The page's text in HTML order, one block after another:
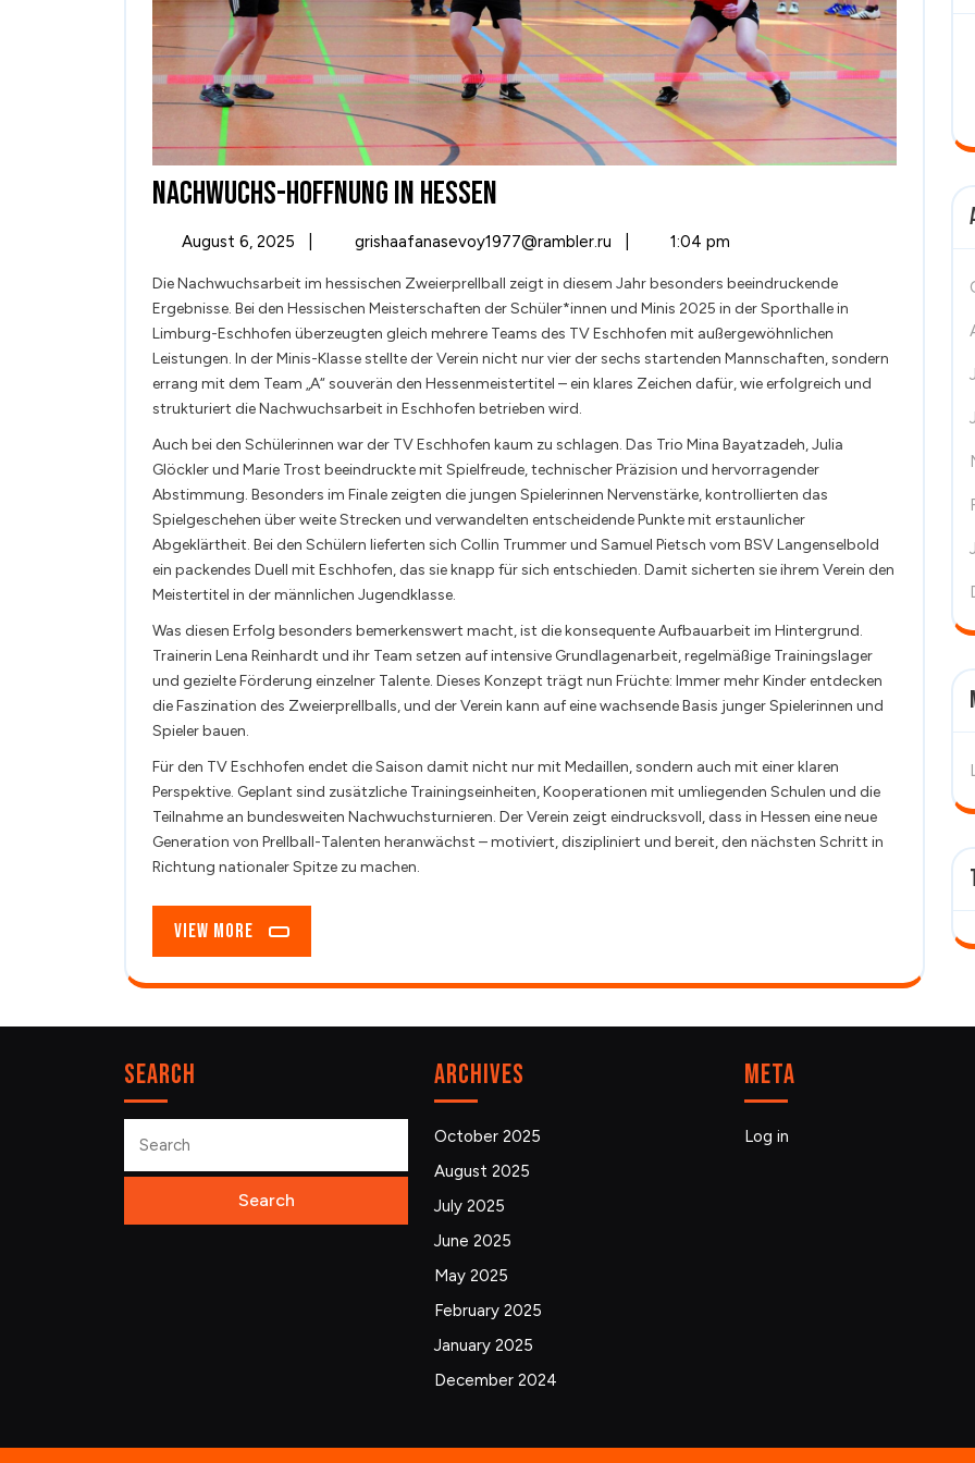
NACHWUCHS-HOFFNUNG IN HESSEN
HOFFNUNG
IN
HESSEN
August 6, 2025
2025
grishaafanasevoy1977@rambler.ru
NACHWUCHS-
IN
HESSEN
1:04 pm
Die Nachwuchsarbeit im hessischen Zweierprellball zeigt in diesem Jahr besonders beeindruckende
Ergebnisse. Bei den Hessischen Meisterschaften der Schüler*innen und Minis 2025 in der Sporthalle in
Limburg-Eschhofen überzeugten gleich mehrere Teams des TV Eschhofen mit außergewöhnlichen
Leistungen. In der Minis-Klasse stellte der Verein nicht nur vier der sechs startenden Mannschaften, sondern
errang mit dem Team „A“ souverän den Hessenmeistertitel – ein klares Zeichen dafür, wie erfolgreich und
strukturiert die Nachwuchsarbeit in Eschhofen betrieben wird.
Auch bei den Schülerinnen war der TV Eschhofen kaum zu schlagen. Das Trio Mina Bayatzadeh, Julia
Glöckler und Marie Trost beeindruckte mit Spielfreude, technischer Präzision und hervorragender
Abstimmung. Besonders im Finale zeigten die jungen Spielerinnen Nervenstärke, kontrollierten das
Spielgeschehen über weite Strecken und verwandelten entscheidende Punkte mit erstaunlicher
Abgeklärtheit. Bei den Schülern lieferten sich Collin Trummer und Samuel Pietsch vom BSV Langenselbold
ein packendes Duell mit Eschhofen, das sie knapp für sich entschieden. Damit sicherten sie ihrem Verein den
Meistertitel in der männlichen Jugendklasse.
Was diesen Erfolg besonders bemerkenswert macht, ist die konsequente Aufbauarbeit im Hintergrund.
Trainerin Lena Reinhardt und ihr Team setzen auf intensive Grundlagenarbeit, regelmäßige Trainingslager
und gezielte Förderung einzelner Talente. Dieses Konzept trägt nun Früchte: Immer mehr Kinder entdecken
die Faszination des Zweierprellballs, und der Verein kann auf eine wachsende Basis junger Spielerinnen und
Spieler bauen.
Für den TV Eschhofen endet die Saison damit nicht nur mit Medaillen, sondern auch mit einer klaren
Perspektive. Geplant sind zusätzliche Trainingseinheiten, Kooperationen mit umliegenden Schulen und die
Teilnahme an bundesweiten Nachwuchsturnieren. Der Verein zeigt eindrucksvoll, dass in Hessen eine neue
Generation von Prellball-Talenten heranwächst – motiviert, diszipliniert und bereit, den nächsten Schritt in
Richtung nationaler Spitze zu machen.
View More
View
More
Search
for:
Archives
October 2025
August 2025
July 2025
June 2025
May 2025
February 2025
January 2025
December 2024
Meta
Log in